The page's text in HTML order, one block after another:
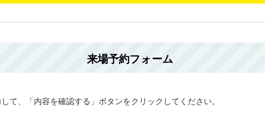
来場予約フォーム
て、「内容を確認する」ボタンをクリックしてください。